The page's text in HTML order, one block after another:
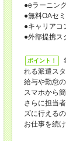
●eラーニン
●無料OAセ
●キャリアコ
●外部提携
ポイント！
れる派遣ス
給与や勤怠
スマホから
さらに担当
ズに行える
お仕事を続け